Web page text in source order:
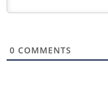
0 COMMENTS